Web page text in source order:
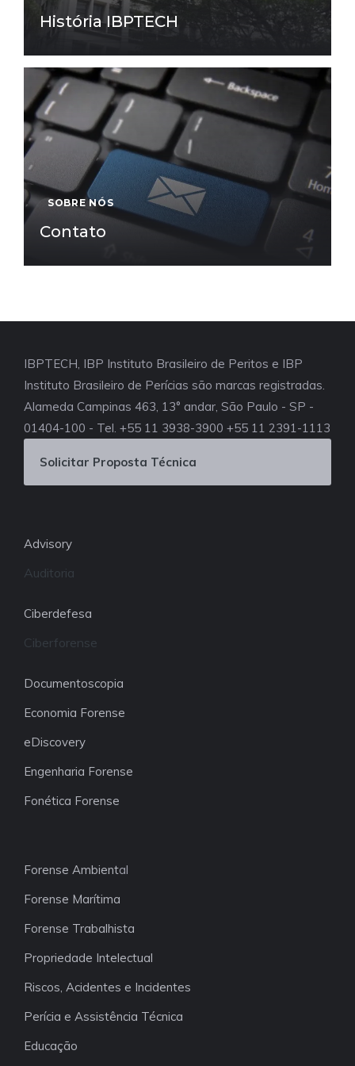
História IBPTECH
SOBRE NÓS
Contato
IBPTECH, IBP Instituto Brasileiro de Peritos e IBP
Instituto Brasileiro de Perícias são marcas registradas.
Alameda Campinas 463, 13° andar, São Paulo - SP -
01404-100 - Tel. +55 11 3938-3900 +55 11 2391-1113
Solicitar Proposta Técnica
Advisory
Auditoria
Ciberdefesa
Ciberforense
Documentoscopia
Economia Forense
eDiscovery
Engenharia Forense
Fonética Forense
Forense Ambiental
Forense Marítima
Forense Trabalhista
Propriedade Intelectual
Riscos, Acidentes e Incidentes
Perícia e Assistência Técnica
Educação